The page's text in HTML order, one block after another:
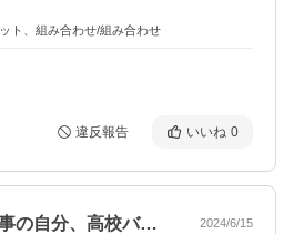
ト、組み合わせ/組み合わせ
違反報告 いいね 0
再購入です。現場仕事の自分、高校バスケ… 2024/6/15